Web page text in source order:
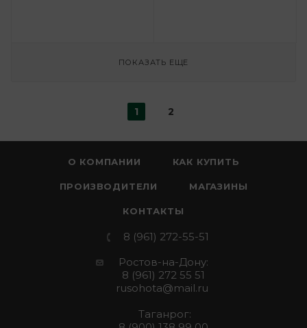
ПОКАЗАТЬ ЕЩЕ
1 2
О КОМПАНИИ КАК КУПИТЬ
ПРОИЗВОДИТЕЛИ МАГАЗИНЫ
КОНТАКТЫ
8 (961) 272-55-51
Ростов-на-Дону:
8 (961) 272 55 51
rusohota@mail.ru
Таганрог: